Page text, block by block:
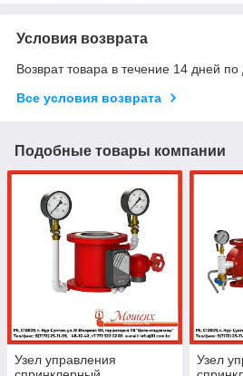
Условия возврата
Возврат товара в течение 14 дней по
Все условия возврата
Подобные товары компании
Узел управления
Узел